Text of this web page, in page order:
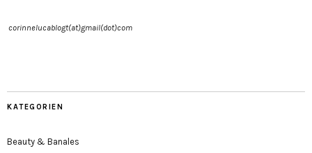
corinnelucablogt(at)gmail(dot)com
KATEGORIEN
Beauty & Banales